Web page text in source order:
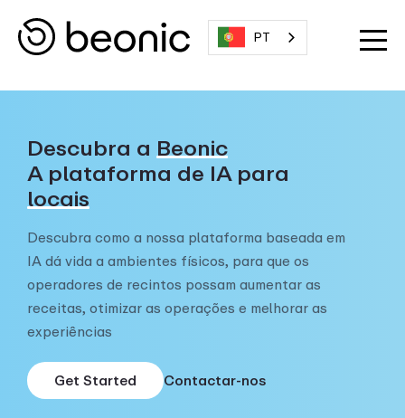
PT
Descubra a Beonic
A plataforma de IA para
locais
Descubra como a nossa plataforma baseada em
IA dá vida a ambientes físicos, para que os
operadores de recintos possam aumentar as
receitas, otimizar as operações e melhorar as
experiências
Get Started Contactar-nos